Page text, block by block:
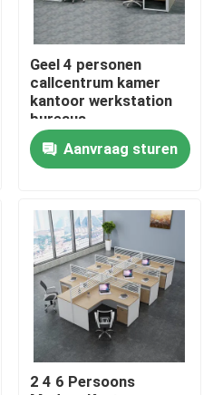
Geel 4 personen
callcentrum kamer
kantoor werkstation
bureaus
Aanvraag sturen
2 4 6 Persoons